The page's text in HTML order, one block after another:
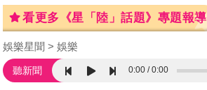
看更多《星「陸」話題》專題報導
娛樂星聞 娛樂
聽新聞 0:00 0:00